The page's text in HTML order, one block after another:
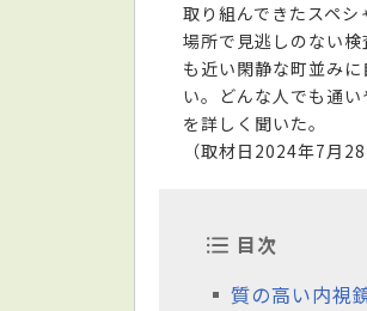
取り組んできたスペ
場所で見逃しのない
も近い閑静な町並み
い。どんな人でも通
を詳しく聞いた。
（取材日2024年7月28
目次
質の高い内視